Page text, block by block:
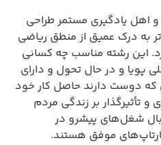
اهل یادگیری مستمر طراحی
به درک عمیق از منطق ریاضی
این رشته مناسب چه کسانی
پویا و در حال تحول و دارای
دوست دارند حاصل کار خود
و تأثیرگذار بر زندگی مردم
شغل‌های پیشرو در
موفق هستند.